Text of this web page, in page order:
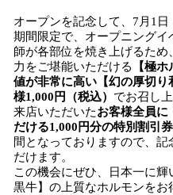
オープンを記念して、7月1
期間限定で、オープニングイ
師が各部位を焼き上げるた
力をご堪能いただける
【極
値が非常に高い【幻の厚切
様1,000円（税込） でお召し
来店いただいたお客様全員に
だける1,000円分の特別割引
間となっておりますので、
だけます。
この機会にぜひ、日本一に
黒牛】の上質なホルモンをお